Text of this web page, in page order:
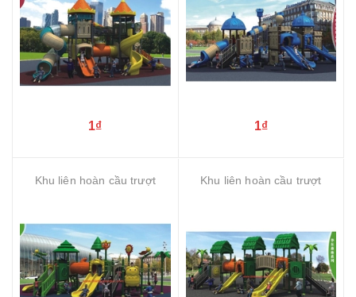
1₫ 1₫
Khu liên hoàn cầu trượt Khu liên hoàn cầu trượt